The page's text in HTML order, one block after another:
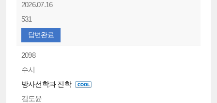
2026.07.16
531
답변완료
2098
수시
방사선학과 진학
김도윤